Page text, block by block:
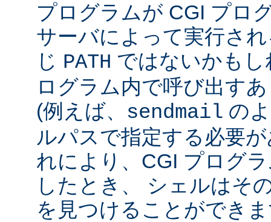
プログラムが CGI プロ
サーバによって実行さ
じ PATH ではないかも
ログラム内で呼び出す
(例えば、 sendmail の
ルパスで指定する必要
れにより、CGI プログ
したとき、 シェルはそ
を見つけることができ